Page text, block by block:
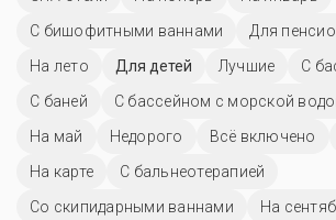
С бишофитными ваннами
Для
На лето
Для детей Лучшие
C
С баней
С бассейном с морской
На май
Недорого Всё включено
На карте
С бальнеотерапией
Со скипидарными ваннами
На